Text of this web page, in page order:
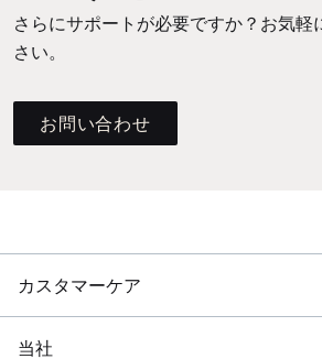
さらにサポートが必要ですか？お気軽
さい。
お問い合わせ
カスタマーケア
当社